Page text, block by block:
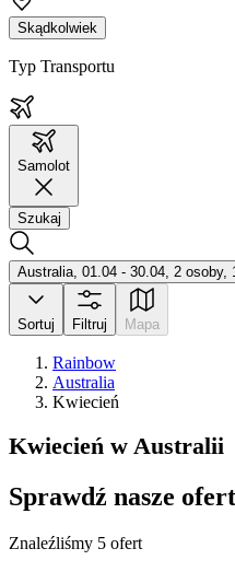
Skądkolwiek
Typ Transportu
Samolot
Szukaj
Australia, 01.04 - 30.04, 2 osoby,
Sortuj Filtruj Mapa
Rainbow
Australia
Kwiecień
Kwiecień w Australii
Sprawdź nasze
Znaleźliśmy 5 ofert